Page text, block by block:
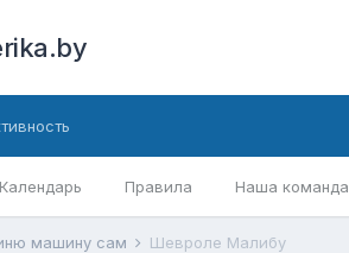
Календарь Правила Наша команда
машину сам Шевроле Малибу